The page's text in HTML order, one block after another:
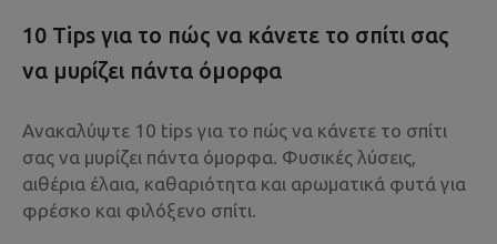
10 Tips για το πώς να κάνετε το σπίτι σας
να μυρίζει πάντα όμορφα
Ανακαλύψτε 10 tips για το πώς να κάνετε το σπίτι
σας να μυρίζει πάντα όμορφα. Φυσικές λύσεις,
αιθέρια έλαια, καθαριότητα και αρωματικά φυτά για
φρέσκο και φιλόξενο σπίτι.